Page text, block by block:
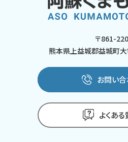
〒861-
熊本県上益城郡益城町
お問い
よくあ